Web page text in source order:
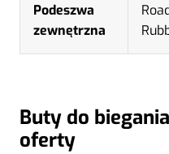
Podeszwa
zewnętrzna
Buty do
oferty